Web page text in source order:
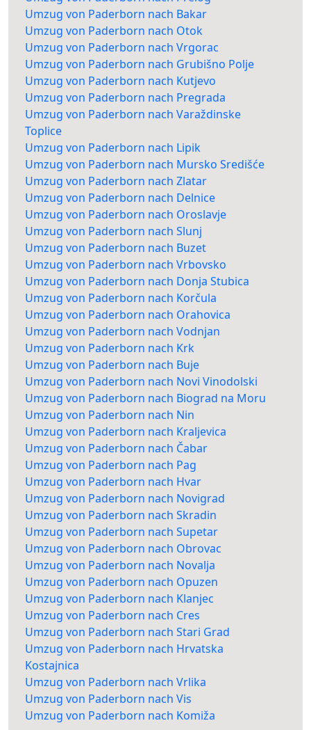
Umzug von Paderborn nach Bakar
Umzug von Paderborn nach Otok
Umzug von Paderborn nach Vrgorac
Umzug von Paderborn nach Grubišno Polje
Umzug von Paderborn nach Kutjevo
Umzug von Paderborn nach Pregrada
Umzug von Paderborn nach Varaždinske
Toplice
Umzug von Paderborn nach Lipik
Umzug von Paderborn nach Mursko Središće
Umzug von Paderborn nach Zlatar
Umzug von Paderborn nach Delnice
Umzug von Paderborn nach Oroslavje
Umzug von Paderborn nach Slunj
Umzug von Paderborn nach Buzet
Umzug von Paderborn nach Vrbovsko
Umzug von Paderborn nach Donja Stubica
Umzug von Paderborn nach Korčula
Umzug von Paderborn nach Orahovica
Umzug von Paderborn nach Vodnjan
Umzug von Paderborn nach Krk
Umzug von Paderborn nach Buje
Umzug von Paderborn nach Novi Vinodolski
Umzug von Paderborn nach Biograd na Moru
Umzug von Paderborn nach Nin
Umzug von Paderborn nach Kraljevica
Umzug von Paderborn nach Čabar
Umzug von Paderborn nach Pag
Umzug von Paderborn nach Hvar
Umzug von Paderborn nach Novigrad
Umzug von Paderborn nach Skradin
Umzug von Paderborn nach Supetar
Umzug von Paderborn nach Obrovac
Umzug von Paderborn nach Novalja
Umzug von Paderborn nach Opuzen
Umzug von Paderborn nach Klanjec
Umzug von Paderborn nach Cres
Umzug von Paderborn nach Stari Grad
Umzug von Paderborn nach Hrvatska
Kostajnica
Umzug von Paderborn nach Vrlika
Umzug von Paderborn nach Vis
Umzug von Paderborn nach Komiža